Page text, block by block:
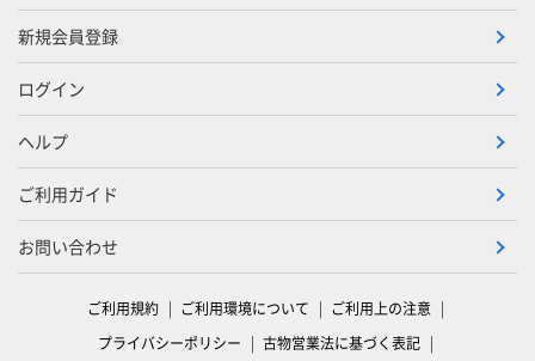
新規会員登録
ログイン
ヘルプ
ご利用ガイド
お問い合わせ
ご利用規約 ご利用環境について
ご利用上の注意
プライバシーポリシー
古物営業法に基づく表記